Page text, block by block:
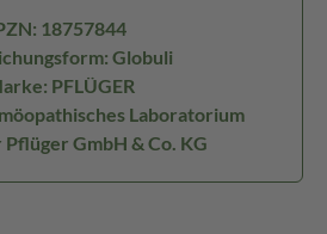
18757844
Globuli
PFLÜGER
Laboratorium
GmbH & Co. KG